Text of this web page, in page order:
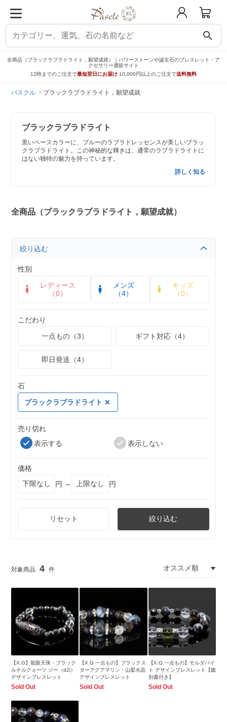
search
全商品（ブラックラブラドライト，願望成就）｜パワーストーンや誕生石のブレスレット・ア
クセサリー通販サイト
12時までのご注文で最短翌日にお届け 10,000円以上のご注文で送料無料
パスクル ブラックラブラドライト，願望成就
ブラックラブラドライト
黒いベースカラーに、ブルーのラブラドレッセンスが美しいブラッ
クラブラドライト。この神秘的な輝きは、通常のラブラドライトに
はない独特の魅力を持っています。
詳しく知る
全商品（ブラックラブラドライト，願望成就）
絞り込む
性別
レディース
（0）
メンズ
（4）
キッズ
（0）
こだわり
一点もの（3）
ギフト対応（4）
即日発送（4）
石
ブラックラブラドライト
売り切れ
表示する
表示しない
価格
円 ～
円
リセット 絞り込む
4
【X.G】龍眼天珠・ブラック
ルチルクォーツ ジー（dZi）
デザインブレスレット
Sold Out
【X.G 一点もの】ブラックス
ターアクアマリン・山梨水晶
デザインブレスレット
Sold Out
【X.G 一点もの】モルダバイ
ト デザインブレスレット【鑑
別書付き】
Sold Out